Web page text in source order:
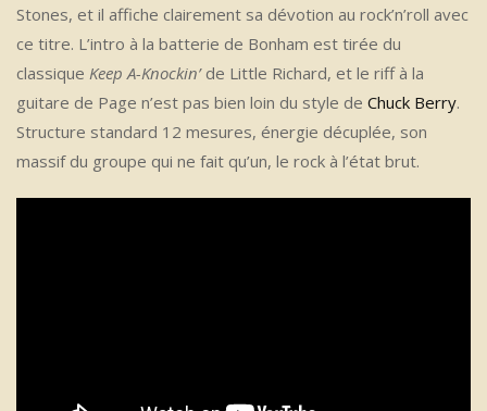
Stones, et il affiche clairement sa dévotion au rock’n’roll avec
ce titre. L’intro à la batterie de Bonham est tirée du
classique Keep A-Knockin’de Little Richard, et le riff à la
guitare de Page n’est pas bien loin du style de Chuck Berry.
Structure standard 12 mesures, énergie décuplée, son
massif du groupe qui ne fait qu’un, le rock à l’état brut.